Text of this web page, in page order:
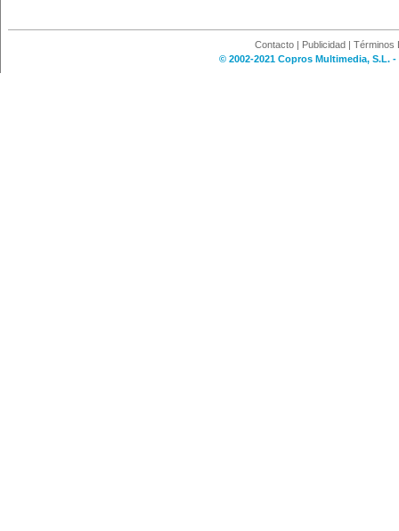
Contacto | Publicidad | Términos
© 2002-2021 Copros Multimedia, S.L.